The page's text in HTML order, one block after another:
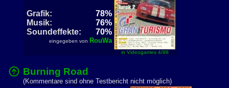
Grafik:
78%
Musik:
76%
Soundeffekte:
70%
eingegeben von RouWa
in Videogames 4/98
Burning Road
(Kommentare sind ohne Testbericht nicht möglich)